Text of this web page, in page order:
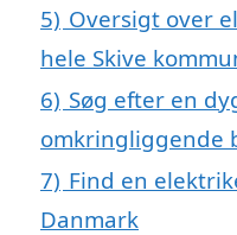
5) Oversigt over
hele Skive
6) Søg efter en
omkringliggende
7) Find en
Danmark